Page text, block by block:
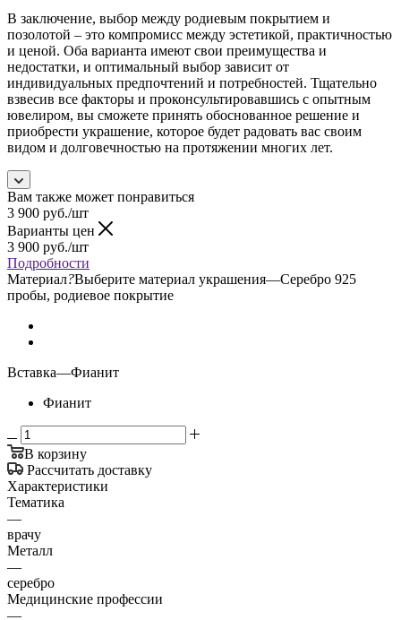
В заключение, выбор между родиевым покрытием и
позолотой – это компромисс между эстетикой, практичностью
и ценой. Оба варианта имеют свои преимущества и
недостатки, и оптимальный выбор зависит от
индивидуальных предпочтений и потребностей. Тщательно
взвесив все факторы и проконсультировавшись с опытным
ювелиром, вы сможете принять обоснованное решение и
приобрести украшение, которое будет радовать вас своим
видом и долговечностью на протяжении многих лет.
Вам также может понравиться
3 900 руб./шт
Варианты цен
3 900 руб./шт
Подробности
Материал?Выберите материал украшения—Серебро 925
пробы, родиевое покрытие
Вставка—Фианит
Фианит
В корзину
Рассчитать доставку
Характеристики
Тематика
—
врачу
Металл
—
серебро
Медицинские профессии
—